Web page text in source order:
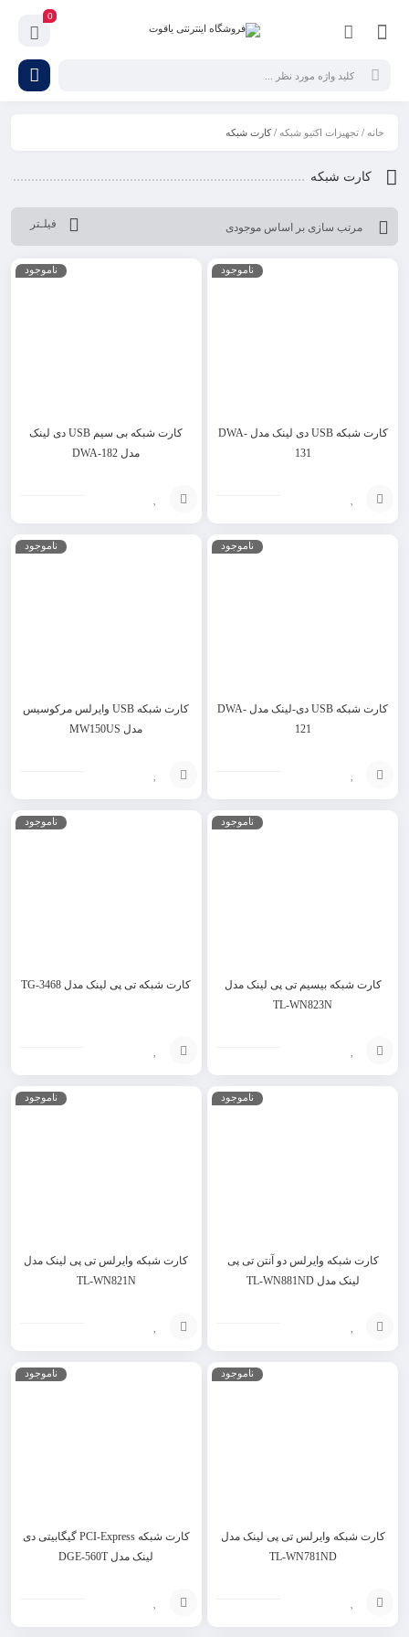
0
خانه / تجهیزات اکتیو شبکه / کارت شبکه
کارت شبکه
فیلـتر
ناموجود
کارت شبکه USB دی لینک مدل DWA-
131
انتخاب
ناموجود
کارت شبکه بی سیم USB دی لینک
مدل DWA-182
انتخاب
ناموجود
کارت شبکه USB دی-لینک مدل DWA-
121
انتخاب
ناموجود
کارت شبکه USB وایرلس مرکوسیس
مدل MW150US
افزودن
ناموجود
کارت شبکه بیسیم تی پی لینک مدل
TL-WN823N
انتخاب
ناموجود
کارت شبکه تی پی لینک مدل TG-3468
انتخاب
ناموجود
کارت شبکه وایرلس دو آنتن تی پی
لینک مدل TL-WN881ND
انتخاب
ناموجود
کارت شبکه وایرلس تی پی لینک مدل
TL-WN821N
انتخاب
ناموجود
کارت شبکه وایرلس تی پی لینک مدل
TL-WN781ND
انتخاب
ناموجود
کارت شبکه PCI-Express گیگابیتی دی
لینک مدل DGE-560T
افزودن